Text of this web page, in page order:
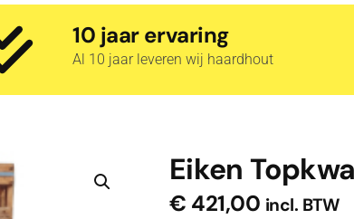
10 jaar ervaring
Al 10 jaar leveren wij haardhout
Eiken
€ 421,00 incl. BTW